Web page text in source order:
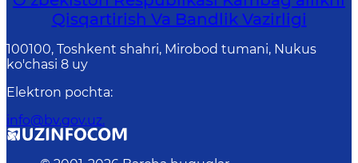
Qisqartirish Va Bandlik Vazirligi
100100, Toshkent shahri, Mirobod tumani, Nukus
ko'chasi 8 uy
Elektron pochta:
info@bv.gov.uz.